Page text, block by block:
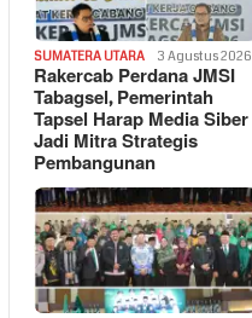
SUMATERA UTARA 3 Agustus 2026
Rakercab Perdana JMSI
Tabagsel, Pemerintah
Tapsel Harap Media Siber
Jadi Mitra Strategis
Pembangunan